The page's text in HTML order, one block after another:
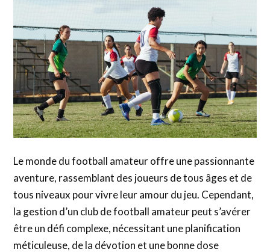
Le monde du football amateur offre une passionnante
aventure, rassemblant des joueurs de tous âges et de
tous niveaux pour vivre leur amour du jeu. Cependant,
la gestion d’un club de football amateur peut s’avérer
être un défi complexe, nécessitant une planification
méticuleuse, de la dévotion et une bonne dose